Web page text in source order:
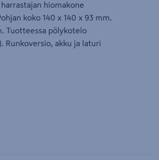
hiomakone
koko 140 x 140 x 93 mm.
Tuotteessa pölykotelo
Runkoversio, akku ja laturi